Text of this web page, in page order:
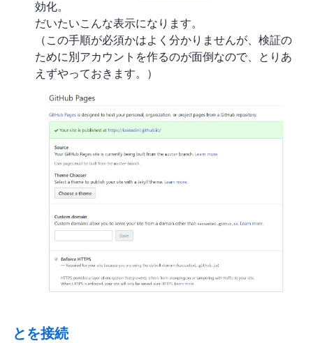
効化。
だいたいこんな表示になります。
（この手順が必須かはよく分かりませんが、検証の
ために別アカウントを作るのが面倒なので、とりあ
えずやっておきます。）
GitとGitHubを接続